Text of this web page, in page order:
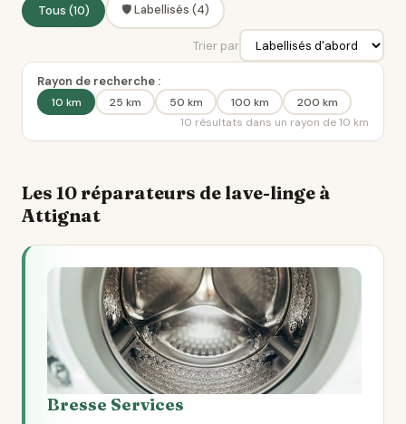
Tous (10) 🛡️ Labellisés (4)
Trier par
Rayon de recherche :
10 km 25 km 50 km 100 km
200 km
10 résultats dans un rayon de 10 km
Les 10 réparateurs de lave-linge à
Attignat
Bresse Services